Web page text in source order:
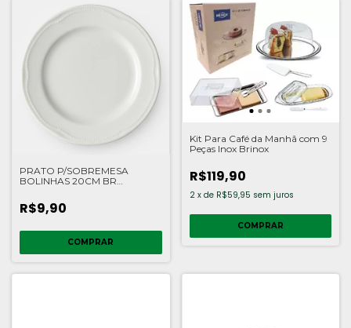
PRATO P/SOBREMESA
BOLINHAS 20CM BR
R$9,90
COMPRAR
Kit Para Café da Manhã com 9
Peças Inox Brinox
R$119,90
2 x de R$59,95 sem juros
COMPRAR